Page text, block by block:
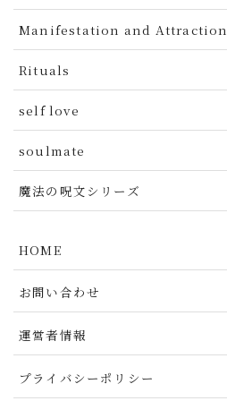
Manifestation and Attraction
Rituals
self love
soulmate
魔法の呪文シリーズ
HOME
お問い合わせ
運営者情報
プライバシーポリシー